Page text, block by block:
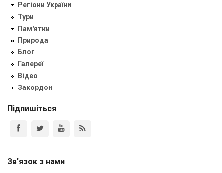
Регіони України
Тури
Пам'ятки
Природа
Блог
Галереї
Відео
Закордон
Підпишіться
Зв'язок з нами